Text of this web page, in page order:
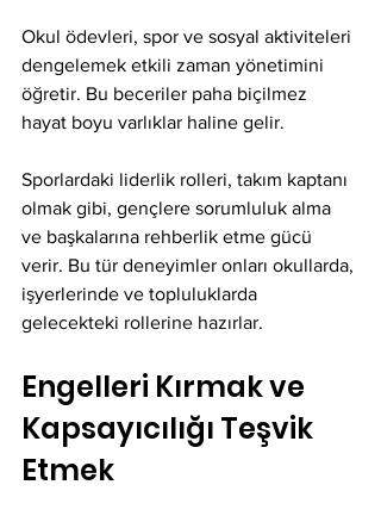
Okul ödevleri, spor ve sosyal aktiviteleri
dengelemek etkili zaman yönetimini
öğretir. Bu beceriler paha biçilmez
hayat boyu varlıklar haline gelir.
Sporlardaki liderlik rolleri, takım kaptanı
olmak gibi, gençlere sorumluluk alma
ve başkalarına rehberlik etme gücü
verir. Bu tür deneyimler onları okullarda,
işyerlerinde ve topluluklarda
gelecekteki rollerine hazırlar.
Engelleri Kırmak ve
Kapsayıcılığı Teşvik
Etmek